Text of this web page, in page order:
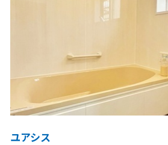
ユアシス